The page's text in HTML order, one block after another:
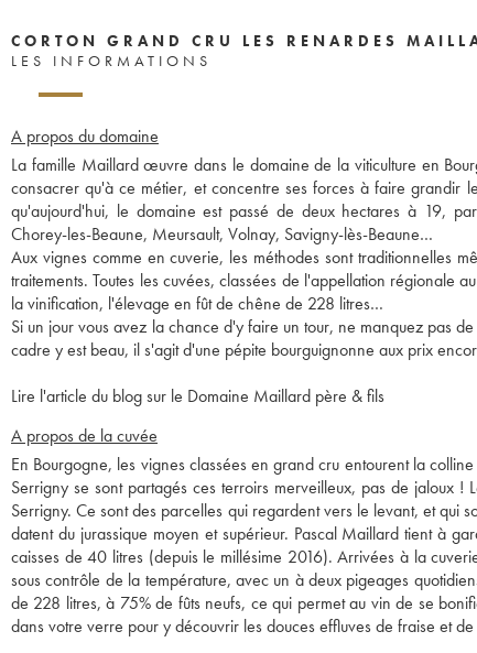
CORTON GRAND CRU LES RENARDES
LES INFORMATIONS
A propos du domaine
La famille Maillard œuvre dans le domaine de la viticulture en
consacrer qu'à ce métier, et concentre ses forces à faire grandir
qu'aujourd'hui, le domaine est passé de deux hectares à 19,
Chorey-les-Beaune, Meursault, Volnay, Savigny-lès-Beaune…
Aux vignes comme en cuverie, les méthodes sont traditionnelles
traitements. Toutes les cuvées, classées de l'appellation régionale
la vinification, l'élevage en fût de chêne de 228 litres…
Si un jour vous avez la chance d'y faire un tour, ne manquez pas
cadre y est beau, il s'agit d'une pépite bourguignonne aux prix
Lire l'article du blog sur le Domaine Maillard père & fils
A propos de la cuvée
En Bourgogne, les vignes classées en grand cru entourent la
Serrigny se sont partagés ces terroirs merveilleux, pas de jaloux !
Serrigny. Ce sont des parcelles qui regardent vers le levant, et qui
datent du jurassique moyen et supérieur. Pascal Maillard tient à
caisses de 40 litres (depuis le millésime 2016). Arrivées à la
sous contrôle de la température, avec un à deux pigeages
de 228 litres, à 75% de fûts neufs, ce qui permet au vin de se
dans votre verre pour y découvrir les douces effluves de fraise et